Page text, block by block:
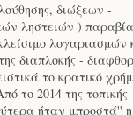
διώξεων -
ληστειών )
λογαριασμών
διαπλοκής -
το κρατικό
το 2014 της τοπικής
ήταν μπροστά'' η